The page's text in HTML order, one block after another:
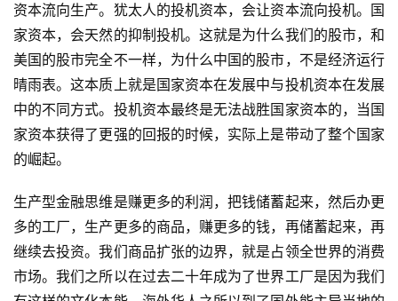
资本流向生产。犹太人的投机资本，会让资本流向投机。国
家资本，会天然的抑制投机。这就是为什么我们的股市，和
美国的股市完全不一样，为什么中国的股市，不是经济运行
晴雨表。这本质上就是国家资本在发展中与投机资本在发展
中的不同方式。投机资本最终是无法战胜国家资本的，当国
家资本获得了更强的回报的时候，实际上是带动了整个国家
的崛起。
生产型金融思维是赚更多的利润，把钱储蓄起来，然后办更
多的工厂，生产更多的商品，赚更多的钱，再储蓄起来，再
继续去投资。我们商品扩张的边界，就是占领全世界的消费
市场。我们之所以在过去二十年成为了世界工厂是因为我们